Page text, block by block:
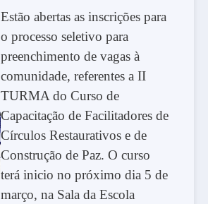
Estão abertas as inscrições para
o processo seletivo para
preenchimento de vagas à
comunidade, referentes a II
TURMA do Curso de
Capacitação de Facilitadores de
Círculos Restaurativos e de
Construção de Paz. O curso
terá inicio no próximo dia 5 de
março, na Sala da Escola